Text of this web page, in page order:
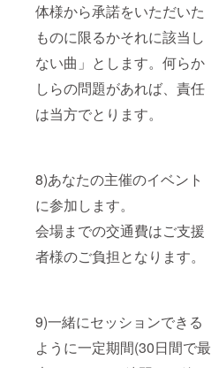
体様から承諾をいただいた
ものに限るかそれに該当し
ない曲」とします。何らか
しらの問題があれば、責任
は当方でとります。
8)あなたの主催のイベント
に参加します。
会場までの交通費はご支援
者様のご負担となります。
9)一緒にセッションできる
ように一定期間(30日間で最